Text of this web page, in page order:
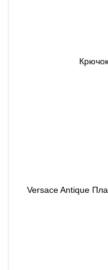
Versace Antique